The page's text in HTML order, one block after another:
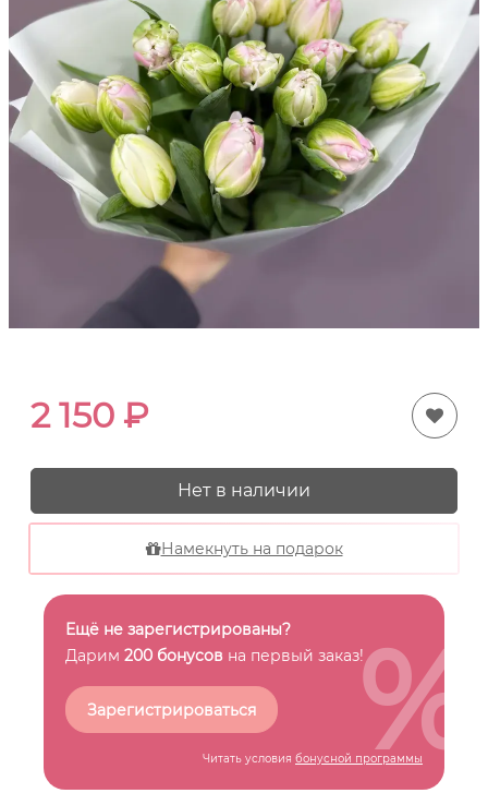
2 150 ₽
Нет в наличии
Намекнуть на подарок
Ещё не зарегистрированы?
Дарим 200 бонусов на первый заказ!
Зарегистрироваться
Читать условия бонусной программы
%